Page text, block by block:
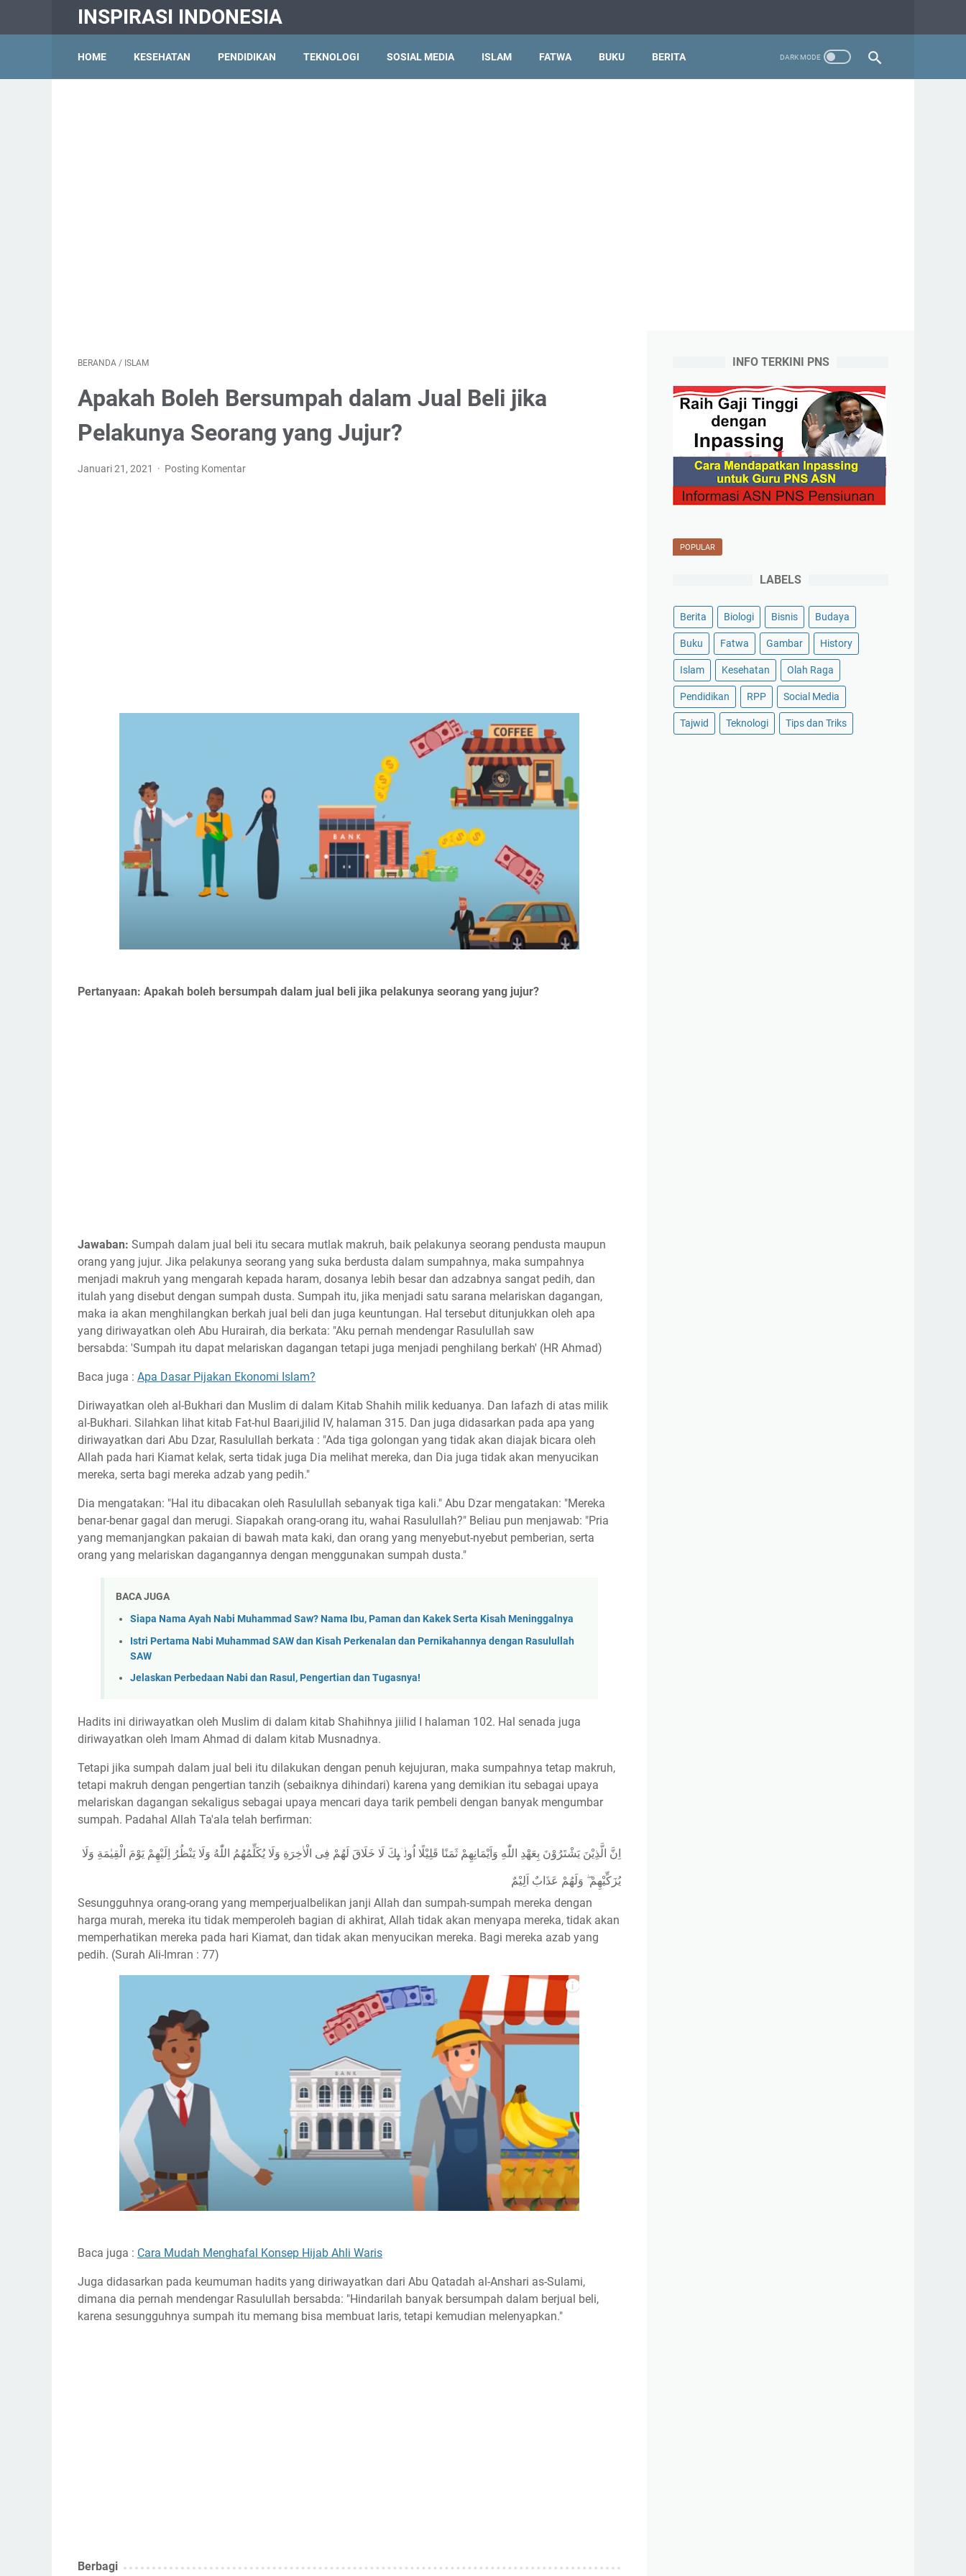
INSPIRASI INDONESIA
HOME KESEHATAN PENDIDIKAN TEKNOLOGI SOSIAL MEDIA ISLAM FATWA BUKU BERITA
BERANDA / ISLAM
Apakah Boleh Bersumpah dalam Jual Beli jika
Pelakunya Seorang yang Jujur?
Januari 21, 2021 Posting Komentar
Pertanyaan: Apakah boleh bersumpah dalam jual beli jika pelakunya seorang yang jujur?
Jawaban: Sumpah dalam jual beli itu secara mutlak makruh, baik pelakunya seorang pendusta maupun
orang yang jujur. Jika pelakunya seorang yang suka berdusta dalam sumpahnya, maka sumpahnya
menjadi makruh yang mengarah kepada haram, dosanya lebih besar dan adzabnya sangat pedih, dan
itulah yang disebut dengan sumpah dusta. Sumpah itu, jika menjadi satu sarana melariskan dagangan,
maka ia akan menghilangkan berkah jual beli dan juga keuntungan. Hal tersebut ditunjukkan oleh apa
yang diriwayatkan oleh Abu Hurairah, dia berkata: "Aku pernah mendengar Rasulullah saw
bersabda: 'Sumpah itu dapat melariskan dagangan tetapi juga menjadi penghilang berkah' (HR Ahmad)
Baca juga : Apa Dasar Pijakan Ekonomi Islam?
Diriwayatkan oleh al-Bukhari dan Muslim di dalam Kitab Shahih milik keduanya. Dan lafazh di atas milik
al-Bukhari. Silahkan lihat kitab Fat-hul Baari,jilid IV, halaman 315. Dan juga didasarkan pada apa yang
diriwayatkan dari Abu Dzar, Rasulullah berkata : "Ada tiga golongan yang tidak akan diajak bicara oleh
Allah pada hari Kiamat kelak, serta tidak juga Dia melihat mereka, dan Dia juga tidak akan menyucikan
mereka, serta bagi mereka adzab yang pedih."
Dia mengatakan: "Hal itu dibacakan oleh Rasulullah sebanyak tiga kali." Abu Dzar mengatakan: "Mereka
benar-benar gagal dan merugi. Siapakah orang-orang itu, wahai Rasulullah?" Beliau pun menjawab: "Pria
yang memanjangkan pakaian di bawah mata kaki, dan orang yang menyebut-nyebut pemberian, serta
orang yang melariskan dagangannya dengan menggunakan sumpah dusta."
BACA JUGA
Siapa Nama Ayah Nabi Muhammad Saw? Nama Ibu, Paman dan Kakek Serta Kisah Meninggalnya
Istri Pertama Nabi Muhammad SAW dan Kisah Perkenalan dan Pernikahannya dengan Rasulullah
SAW
Jelaskan Perbedaan Nabi dan Rasul, Pengertian dan Tugasnya!
Hadits ini diriwayatkan oleh Muslim di dalam kitab Shahihnya jiilid I halaman 102. Hal senada juga
diriwayatkan oleh Imam Ahmad di dalam kitab Musnadnya.
Tetapi jika sumpah dalam jual beli itu dilakukan dengan penuh kejujuran, maka sumpahnya tetap makruh,
tetapi makruh dengan pengertian tanzih (sebaiknya dihindari) karena yang demikian itu sebagai upaya
melariskan dagangan sekaligus sebagai upaya mencari daya tarik pembeli dengan banyak mengumbar
sumpah. Padahal Allah Ta'ala telah berfirman:
اِنَّ الَّذِيْنَ يَشْتَرُوْنَ بِعَهْدِ اللّٰهِ وَاَيْمَانِهِمْ ثَمَنًا قَلِيْلًا اُولٰۤىِٕكَ لَا خَلَاقَ لَهُمْ فِى الْاٰخِرَةِ وَلَا يُكَلِّمُهُمُ اللّٰهُ وَلَا يَنْظُرُ اِلَيْهِمْ يَوْمَ الْقِيٰمَةِ وَلَا
يُزَكِّيْهِمْ ۖ وَلَهُمْ عَذَابٌ اَلِيْمٌ
Sesungguhnya orang-orang yang memperjualbelikan janji Allah dan sumpah-sumpah mereka dengan
harga murah, mereka itu tidak memperoleh bagian di akhirat, Allah tidak akan menyapa mereka, tidak akan
memperhatikan mereka pada hari Kiamat, dan tidak akan menyucikan mereka. Bagi mereka azab yang
pedih. (Surah Ali-Imran : 77)
Baca juga : Cara Mudah Menghafal Konsep Hijab Ahli Waris
Juga didasarkan pada keumuman hadits yang diriwayatkan dari Abu Qatadah al-Anshari as-Sulami,
dimana dia pernah mendengar Rasulullah bersabda: "Hindarilah banyak bersumpah dalam berjual beli,
karena sesungguhnya sumpah itu memang bisa membuat laris, tetapi kemudian melenyapkan."
Berbagi
INFO TERKINI PNS
POPULAR
LABELS
Berita Biologi Bisnis Budaya
Buku Fatwa Gambar History
Islam Kesehatan Olah Raga
Pendidikan RPP Social Media
Tajwid Teknologi Tips dan Triks